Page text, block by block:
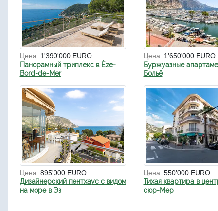
Цена: 1'390'000 EURO
Панорамный триплекс в Èze-
Bord-de-Mer
Цена: 1'650'000 EURO
Буржуазные
Больё
Цена: 895'000 EURO
Дизайнерский пентхаус с видом
на море в Эз
Цена: 550'000 EURO
Тихая квартира в
сюр-Мер